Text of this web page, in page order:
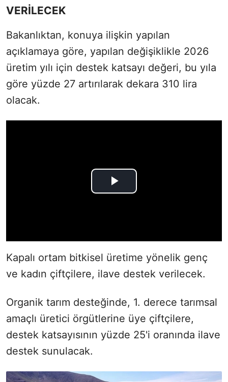
VERİLECEK
Bakanlıktan, konuya ilişkin yapılan
açıklamaya göre, yapılan değişiklikle 2026
üretim yılı için destek katsayı değeri, bu yıla
göre yüzde 27 artırılarak dekara 310 lira
olacak.
Kapalı ortam bitkisel üretime yönelik genç
ve kadın çiftçilere, ilave destek verilecek.
Organik tarım desteğinde, 1. derece tarımsal
amaçlı üretici örgütlerine üye çiftçilere,
destek katsayısının yüzde 25'i oranında ilave
destek sunulacak.